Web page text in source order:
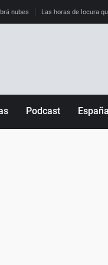
nubes Las horas de locura
Podcast España